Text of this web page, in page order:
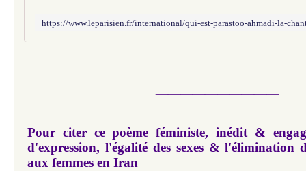
Pour citer ce poème féministe, inédit &
d'expression, l'égalité des sexes & l'élimination
aux femmes en Iran